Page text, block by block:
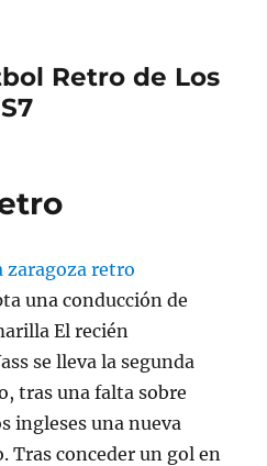
Retro de Los
una conducción de
El recién
se lleva la segunda
tras una falta sobre
ingleses una nueva
Tras conceder un gol en